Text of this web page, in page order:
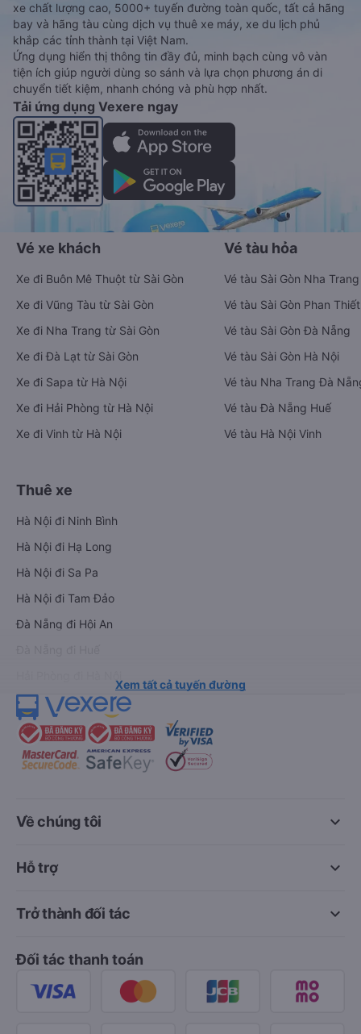
xe chất lượng cao, 5000+ tuyến đường toàn quốc, tất cả hãng
bay và hãng tàu cùng dịch vụ thuê xe máy, xe du lịch phủ
khắp các tỉnh thành tại Việt Nam.
Ứng dụng hiển thị thông tin đầy đủ, minh bạch cùng vô vàn
tiện ích giúp người dùng so sánh và lựa chọn phương án di
chuyển tiết kiệm, nhanh chóng và phù hợp nhất.
Tải ứng dụng Vexere ngay
Vé xe khách
Xe đi Buôn Mê Thuột từ Sài Gòn
Xe đi Vũng Tàu từ Sài Gòn
Xe đi Nha Trang từ Sài Gòn
Xe đi Đà Lạt từ Sài Gòn
Xe đi Sapa từ Hà Nội
Xe đi Hải Phòng từ Hà Nội
Xe đi Vinh từ Hà Nội
Vé tàu hỏa
Vé tàu Sài Gòn Nha Trang
Vé tàu Sài Gòn Phan Thiết
Vé tàu Sài Gòn Đà Nẵng
Vé tàu Sài Gòn Hà Nội
Vé tàu Nha Trang Đà
Vé tàu Đà Nẵng Huế
Vé tàu Hà Nội Vinh
Thuê xe
Hà Nội đi Ninh Bình
Hà Nội đi Hạ Long
Hà Nội đi Sa Pa
Hà Nội đi Tam Đảo
Đà Nẵng đi Hội An
Xem tất cả tuyến đường
keyboard_arrow_down
Về chúng tôi
keyboard_arrow_down
Hỗ trợ
keyboard_arrow_down
Trở thành đối tác
Đối tác thanh toán